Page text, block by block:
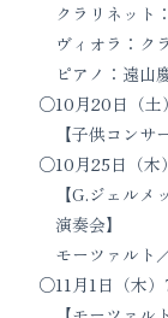
クラリネット
ヴィオラ：ク
ピアノ：遠
10月20日（
【子供コンサ
10月25日（木
【G.ジェル
演奏会】
モーツァルト
11月1日（木